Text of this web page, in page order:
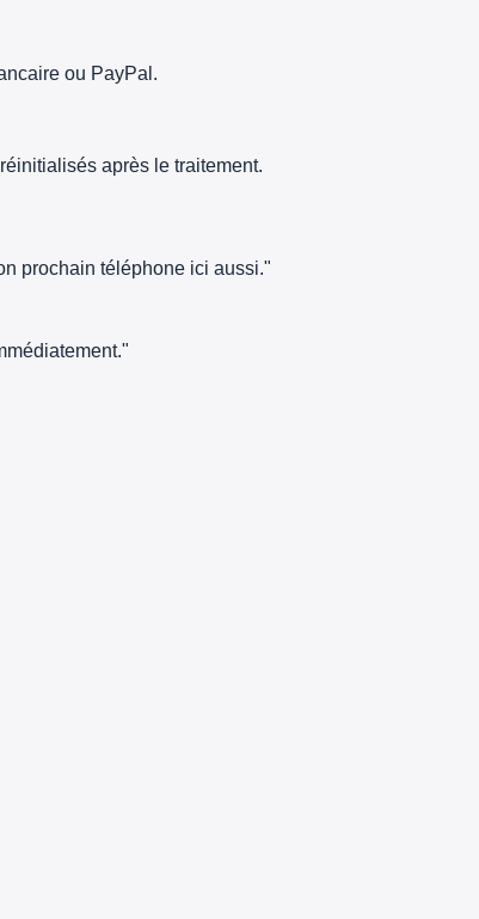
ou PayPal.
après le traitement.
prochain téléphone ici aussi."